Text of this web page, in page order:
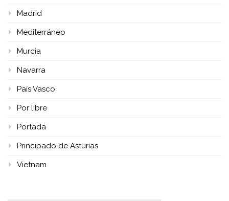
Madrid
Mediterráneo
Murcia
Navarra
País Vasco
Por libre
Portada
Principado de Asturias
Vietnam